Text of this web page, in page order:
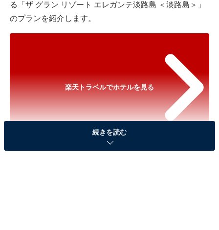
る「ザ グラン リゾート エレガンテ淡路島 ＜淡路島＞」
のプランを紹介します。
楽天トラベルでホテルを見る
続きを読む